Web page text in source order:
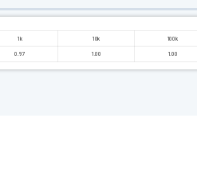
1k 10k 100k
0.97 1.00 1.00